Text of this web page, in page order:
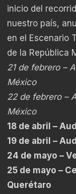
inicio del
nuestro país,
en el Escenario
de la República
21 de febrero –
México
22 de febrero –
México
18 de abril –
19 de abril –
24 de mayo –
25 de mayo –
Querétaro